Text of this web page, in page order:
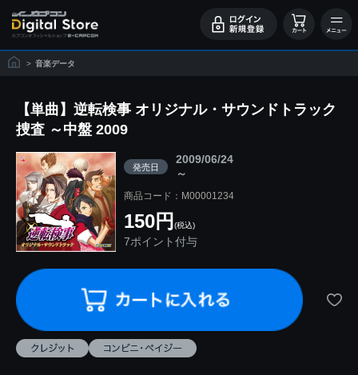
> 音楽データ
【単曲】逆転検事 オリジナル・サウンドトラック
捜査 ～中盤 2009
発売日
2009/06/24
～
商品コード：M00001234
150円 (税込)
7ポイント付与